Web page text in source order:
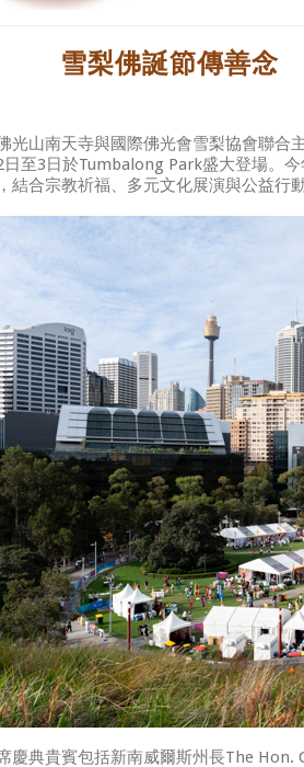
雪梨佛誕節傳善念
光山南天寺與國際佛光會雪梨協會聯合
日至3日於Tumbalong Park盛大登場。
結合宗教祈福、多元文化展演與公益行
慶典貴賓包括新南威爾斯州長The